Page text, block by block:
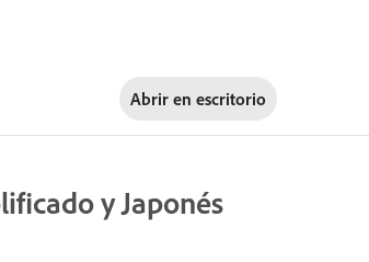
Abrir en escritorio
y Japonés